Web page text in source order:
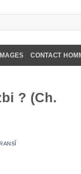
CONTACT
? (Ch.